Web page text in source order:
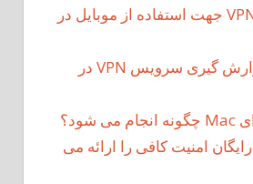
مزایای نصب VPN جهت استفاده از موبایل در
مزیت عدم گزارش گیری سرویس VPN در
آیا iPad VPN رایگان امنیت کافی را ارائه می